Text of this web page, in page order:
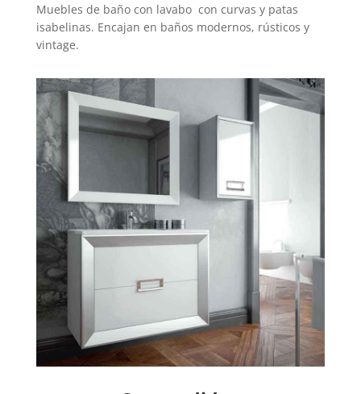
Muebles de baño con lavabo con curvas y patas
isabelinas. Encajan en baños modernos, rústicos y
vintage.